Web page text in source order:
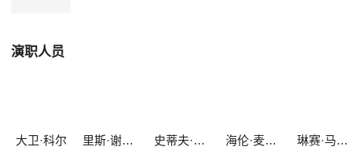
演职人员
大卫·科尔 里斯·谢尔史密斯 史蒂夫·佩姆伯顿 海伦·麦克洛瑞 琳赛·马歇尔